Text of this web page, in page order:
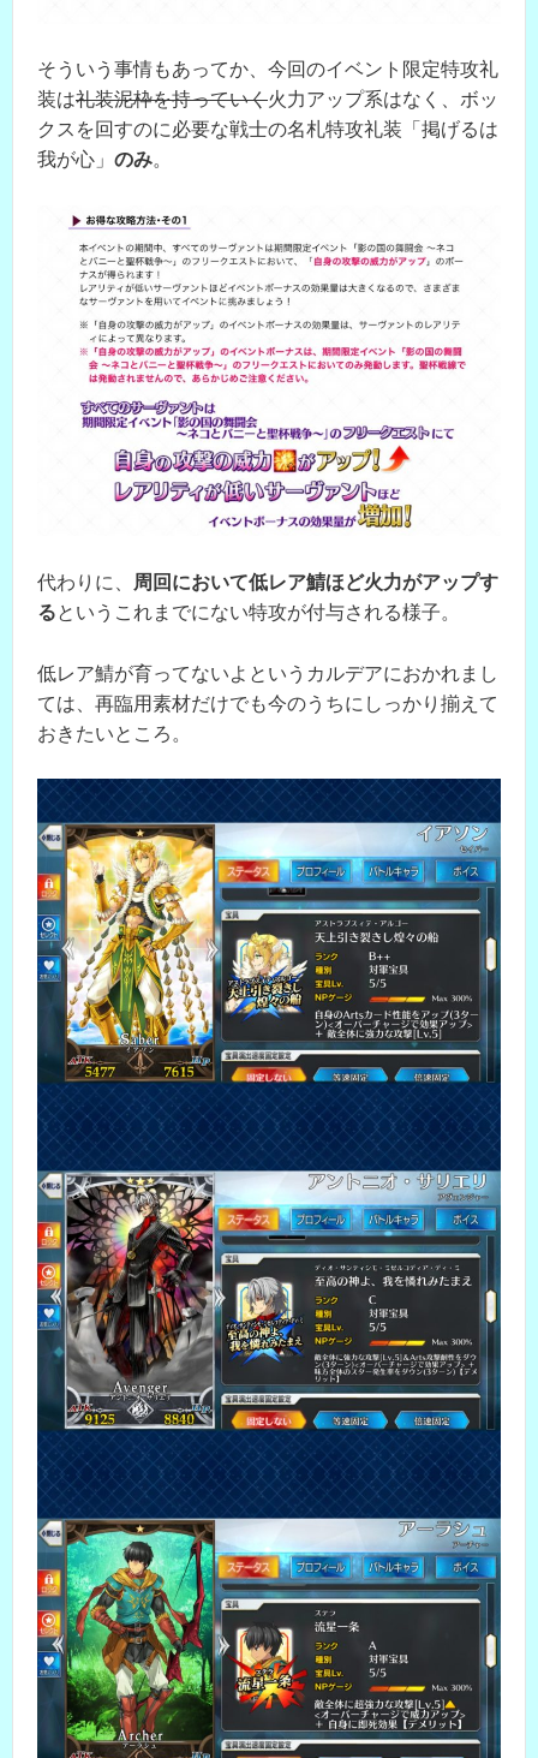
そういう事情もあってか、今回のイベント限定特攻礼
装は礼装泥枠を持っていく火力アップ系はなく、ボッ
クスを回すのに必要な戦士の名札特攻礼装「掲げるは
我が心」 のみ。
代わりに、
周回において低レア鯖ほど火力がアップす
るというこれまでにない特攻が付与される様子。
低レア鯖が育ってないよというカルデアにおかれまし
ては、再臨用素材だけでも今のうちにしっかり揃えて
おきたいところ。